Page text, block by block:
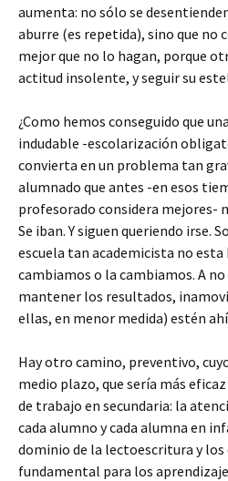
aumenta: no sólo se
aburre (es repetida), sino que no
mejor que no lo hagan, porque
actitud insolente, y seguir su
¿Como hemos conseguido que
indudable -escolarización
convierta en un problema tan
alumnado que antes -en esos
profesorado considera mejores-
Se iban. Y siguen queriendo irse.
escuela tan academicista no esta
cambiamos o la cambiamos. A no
mantener los resultados,
ellas, en menor medida) estén
Hay otro camino, preventivo,
medio plazo, que sería más
de trabajo en secundaria: la
cada alumno y cada alumna en
dominio de la lectoescritura y
fundamental para los